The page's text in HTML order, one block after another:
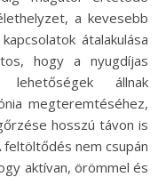
a kevesebb
átalakulása
hogy a nyugdíjas
állnak
megteremtéséhez,
hosszú távon is
nem csupán
aktívan, örömmel és